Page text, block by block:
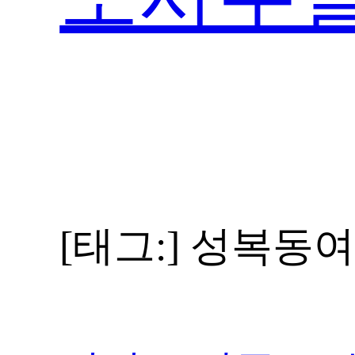
[태그:] 성복동